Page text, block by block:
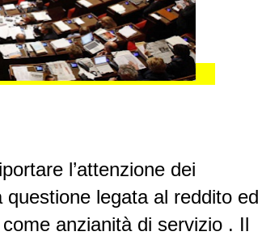
l’attenzione dei
legata al reddito ed
anzianità di servizio . Il